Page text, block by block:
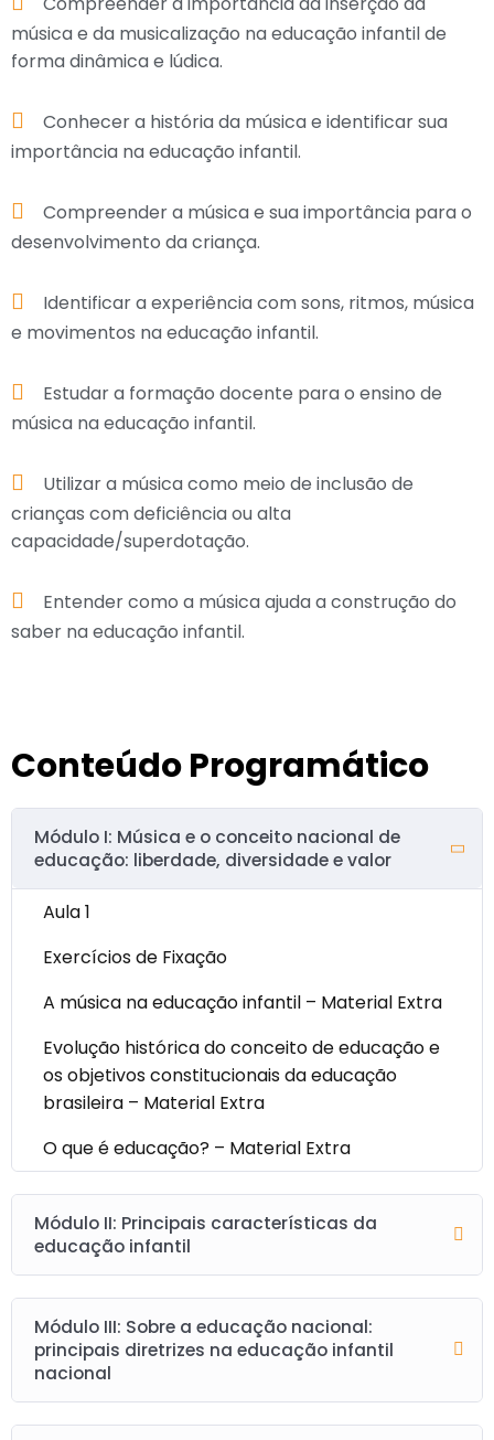
música e da musicalização na educação infantil de
forma dinâmica e lúdica.
Conhecer a história da música e identificar sua
importância na educação infantil.
Compreender a música e sua importância para o
desenvolvimento da criança.
Identificar a experiência com sons, ritmos, música
e movimentos na educação infantil.
Estudar a formação docente para o ensino de
música na educação infantil.
Utilizar a música como meio de inclusão de
crianças com deficiência ou alta
capacidade/superdotação.
Entender como a música ajuda a construção do
saber na educação infantil.
Conteúdo Programático
Módulo I: Música e o conceito nacional de
educação: liberdade, diversidade e valor
Aula 1
Exercícios de Fixação
A música na educação infantil – Material Extra
Evolução histórica do conceito de educação e
os objetivos constitucionais da educação
brasileira – Material Extra
O que é educação? – Material Extra
Módulo II: Principais características da
educação infantil
Módulo III: Sobre a educação nacional:
principais diretrizes na educação infantil
nacional